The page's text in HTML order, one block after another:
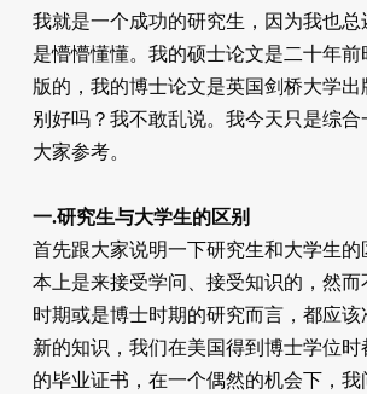
我就是一个成功的研究生，因为我也总
是懵懵懂懂。我的硕士论文是二十年前
版的，我的博士论文是英国剑桥大学
别好吗？我不敢乱说。我今天只是综
大家参考。
一.研究生与大学生的区别
首先跟大家说明一下研究生和大学生的
本上是来接受学问、接受知识的，然
时期或是博士时期的研究而言，都应该
新的知识，我们在美国得到博士学位
的毕业证书，在一个偶然的机会下，